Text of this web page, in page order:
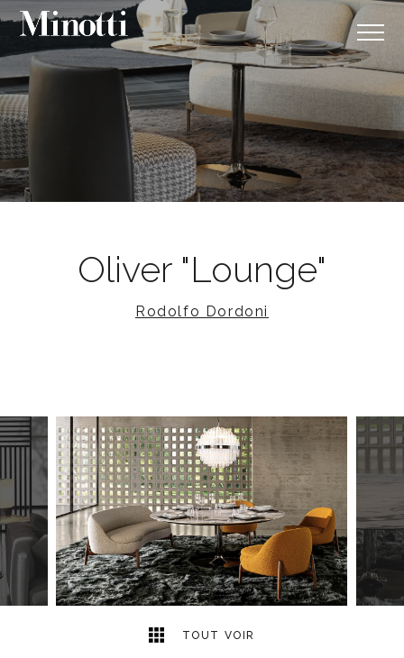
Oliver "Lounge"
Rodolfo Dordoni
TOUT VOIR
5 2